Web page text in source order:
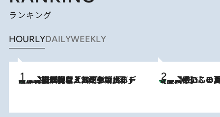
ランキング
HOURLYDAILYWEEKLY
2026.8.5
【なぜ吉沢亮は「気配を消せる」のか？】興行収入208億の『国宝』を経て挑むミュージカル『ディア・エヴァン・ハンセン』。トップ俳優が舞台上でさらけ出した“孤独”とは 2026.8.5
【静岡県】この夏絶対食べたい 冷やしておいしいおやつ3